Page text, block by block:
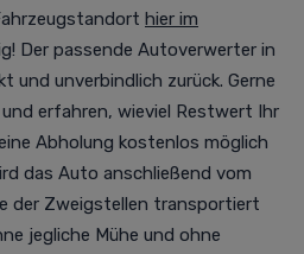
hier im
Der passende Autoverwerter in
und unverbindlich zurück. Gerne
erfahren, wieviel Restwert Ihr
Abholung kostenlos möglich
das Auto anschließend vom
der Zweigstellen transportiert
jegliche Mühe und ohne